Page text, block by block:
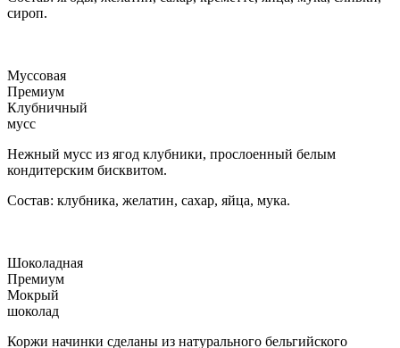
сироп.
Муссовая
Премиум
Клубничный
мусс
Нежный мусс из ягод клубники, прослоенный белым
кондитерским бисквитом.
Состав: клубника, желатин, сахар, яйца, мука.
Шоколадная
Премиум
Мокрый
шоколад
Коржи начинки сделаны из натурального бельгийского